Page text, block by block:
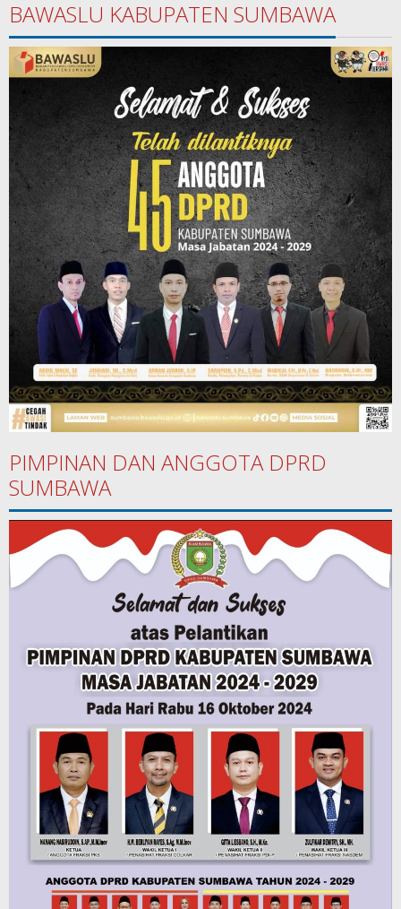
BAWASLU KABUPATEN SUMBAWA
PIMPINAN DAN ANGGOTA DPRD
SUMBAWA